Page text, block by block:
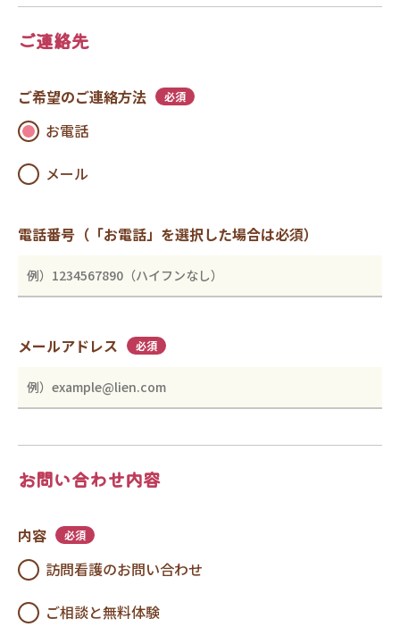
ご連絡先
ご希望のご連絡方法 必須
お電話
メール
電話番号（「お電話」を選択した場合は必須）
メールアドレス 必須
お問い合わせ内容
内容 必須
訪問看護のお問い合わせ
ご相談と無料体験